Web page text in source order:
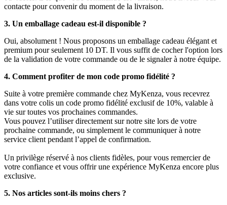
contacte pour convenir du moment de la livraison.
3. Un emballage cadeau est-il disponible ?
Oui, absolument ! Nous proposons un emballage cadeau élégant et
premium pour seulement 10 DT. Il vous suffit de cocher l'option lors
de la validation de votre commande ou de le signaler à notre équipe.
4. Comment profiter de mon code promo fidélité ?
Suite à votre première commande chez MyKenza, vous recevrez
dans votre colis un code promo fidélité exclusif de 10%, valable à
vie sur toutes vos prochaines commandes.
Vous pouvez l’utiliser directement sur notre site lors de votre
prochaine commande, ou simplement le communiquer à notre
service client pendant l’appel de confirmation.
Un privilège réservé à nos clients fidèles, pour vous remercier de
votre confiance et vous offrir une expérience MyKenza encore plus
exclusive.
5. Nos articles sont-ils moins chers ?